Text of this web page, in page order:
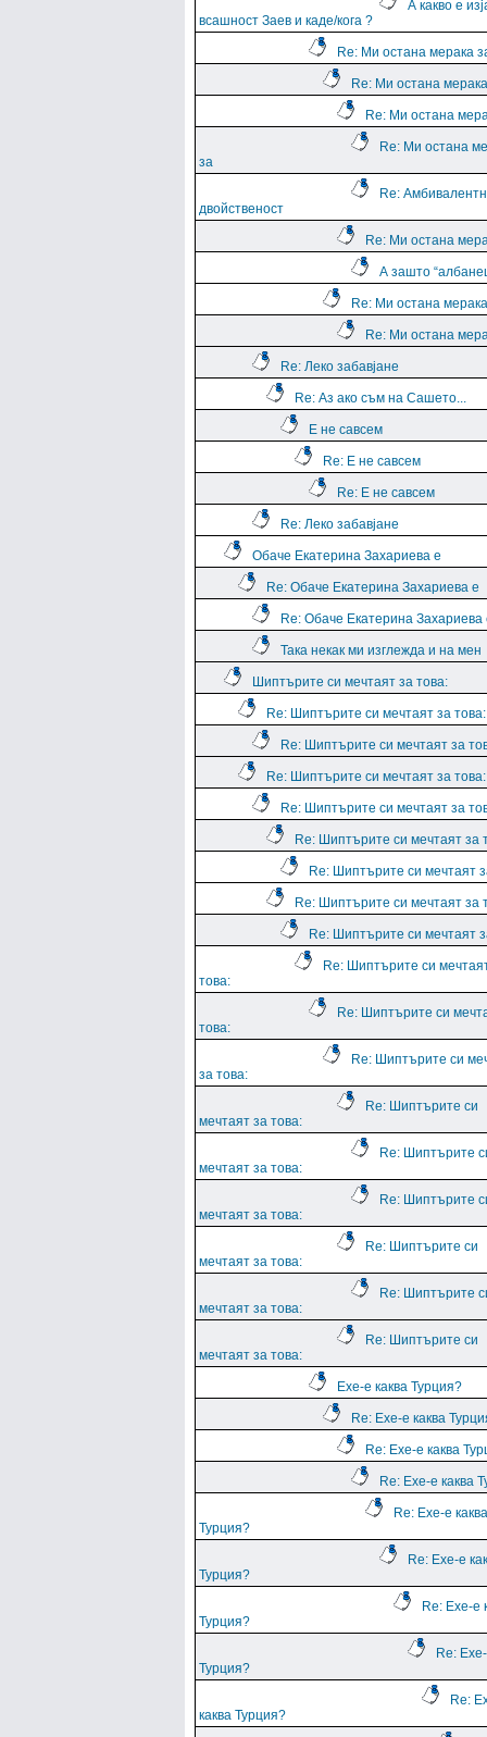
А какво е
всашност Заев и каде/кога ?
Re: Ми остана мерака
Re: Ми остана
Re: Ми остана
Re: Ми остана
за
Re:
двойственост
Re: Ми остана
А зашто
Re: Ми остана
Re: Ми остана
Re: Леко забавјане
Re: Аз ако съм на Сашето...
Е не савсем
Re: Е не савсем
Re: Е не савсем
Re: Леко забавјане
Обаче Екатерина Захариева е
Re: Обаче Екатерина Захариева е
Re: Обаче Екатерина Захариева
Така некак ми изглежда и на мен
Шиптърите си мечтаят за това:
Re: Шиптърите си мечтаят за това:
Re: Шиптърите си мечтаят за
Re: Шиптърите си мечтаят за това:
Re: Шиптърите си мечтаят за
Re: Шиптърите си мечтаят за
Re: Шиптърите си мечтаят
Re: Шиптърите си мечтаят за
Re: Шиптърите си мечтаят
Re: Шиптърите си
това:
Re: Шиптърите си
това:
Re: Шиптърите си
за това:
Re: Шиптърите си
мечтаят за това:
Re: Шиптърите
мечтаят за това:
Re: Шиптърите
мечтаят за това:
Re: Шиптърите си
мечтаят за това:
Re: Шиптърите
мечтаят за това:
Re: Шиптърите си
мечтаят за това:
Ехе-е каква Турция?
Re: Ехе-е каква
Re: Ехе-е каква
Re: Ехе-е каква
Re: Ехе-е каква
Турция?
Re: Ехе-е
Турция?
Re: Ехе-е
Турция?
Re:
Турция?
Re:
каква Турция?